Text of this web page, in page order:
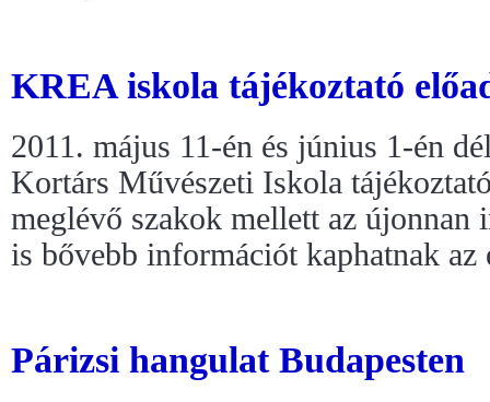
KREA iskola tájékoztató
2011. május 11-én és június 1-én
Kortárs Művészeti Iskola
meglévő szakok mellett az újonnan
is bővebb információt kaphatnak az
Párizsi hangulat Budapesten